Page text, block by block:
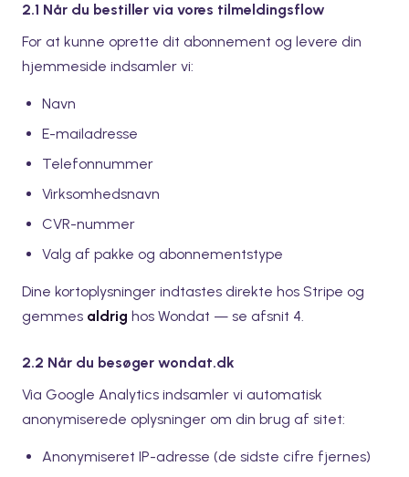
2.1 Når du bestiller via vores tilmeldingsflow
For at kunne oprette dit abonnement og levere din
hjemmeside indsamler vi:
Navn
E-mailadresse
Telefonnummer
Virksomhedsnavn
CVR-nummer
Valg af pakke og abonnementstype
Dine kortoplysninger indtastes direkte hos Stripe og
gemmes aldrig hos Wondat — se afsnit 4.
2.2 Når du besøger wondat.dk
Via Google Analytics indsamler vi automatisk
anonymiserede oplysninger om din brug af sitet:
Anonymiseret IP-adresse (de sidste cifre fjernes)